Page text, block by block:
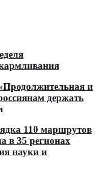
и
держать
110 маршрутов
в 35 регионах
науки и